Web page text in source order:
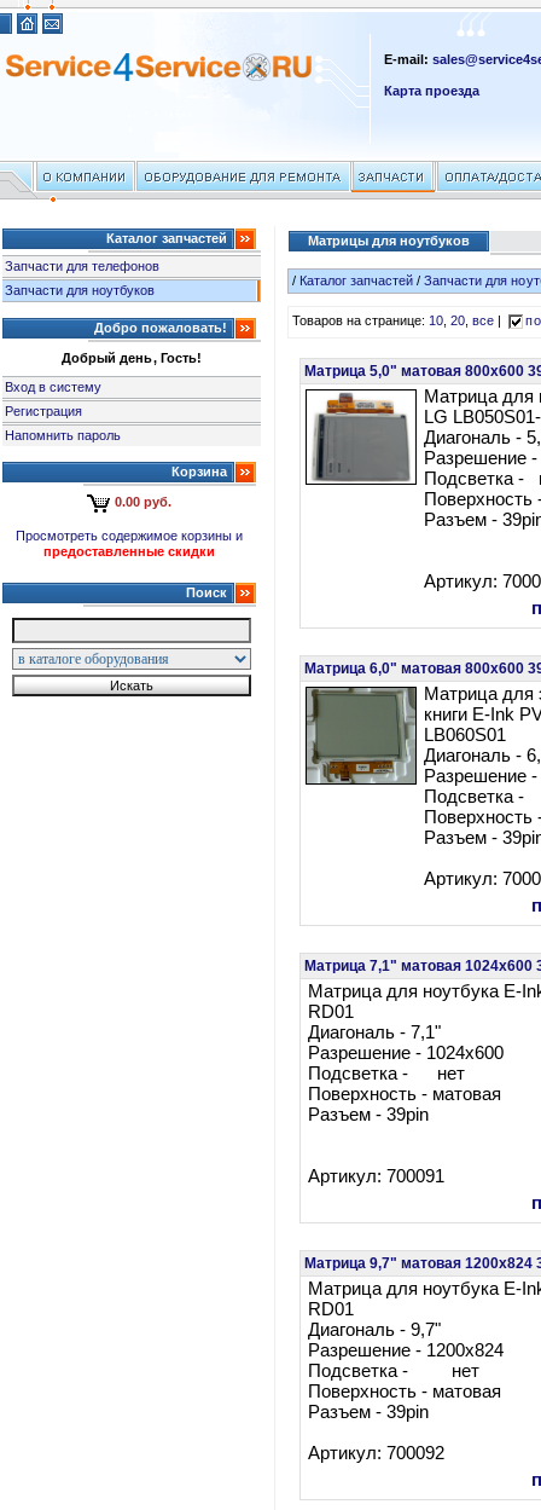
E-mail:
Карта проезда
Каталог запчастей
Запчасти для телефонов
Запчасти для ноутбуков
Добро пожаловать!
Добрый день, Гость!
Вход в систему
Регистрация
Напомнить пароль
Корзина
0.00 руб.
Просмотреть содержимое корзины и
предоставленные скидки
Поиск
Матрицы для ноутбуков
/ Каталог запчастей /Запчасти для
Товаров на странице:10,20,все
Матрица 5,0" матовая 800x600
Матрица для
LG
Диагональ -
Разрешение
Подсветка -
Поверхность
Разъем -
Артикул:
Матрица 6,0" матовая 800x600
Матрица для
книги E-Ink
LB060S01
Диагональ -
Разрешение
Подсветка
Поверхность
Разъем -
Артикул:
Матрица 7,1" матовая 1024x600
Матрица для ноутбука E-
RD01
Диагональ - 7,1"
Разрешение - 1024x600
Подсветка - нет
Поверхность - матовая
Разъем - 39pin
Артикул: 700091
Матрица 9,7" матовая 1200x824
Матрица для ноутбука E-
RD01
Диагональ - 9,7"
Разрешение - 1200x824
Подсветка - нет
Поверхность - матовая
Разъем - 39pin
Артикул: 700092